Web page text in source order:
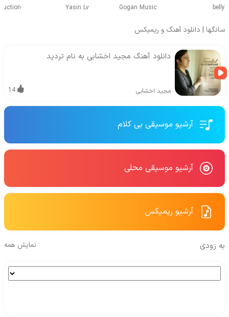
belly
Gogan Music
Yasin Lv
سانگها | دانلود آهنگ و ریمیکس
دانلود آهنگ مجید اخشابی به نام تردید
مجید اخشابی 14
آرشیو موسیقی بی کلام
آرشیو موسیقی محلی
آرشیو ریمیکس
به زودی نمایش همه